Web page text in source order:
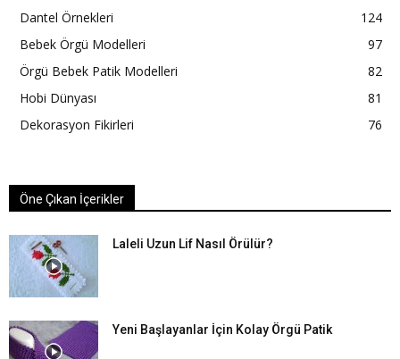
Dantel Örnekleri
124
Bebek Örgü Modelleri
97
Örgü Bebek Patik Modelleri
82
Hobi Dünyası
81
Dekorasyon Fikirleri
76
Öne Çıkan İçerikler
Laleli Uzun Lif Nasıl Örülür?
Yeni Başlayanlar İçin Kolay Örgü Patik